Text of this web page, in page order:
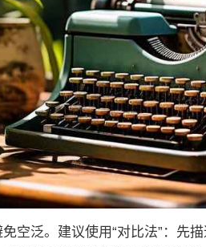
空泛。建议使用“对比法”：先